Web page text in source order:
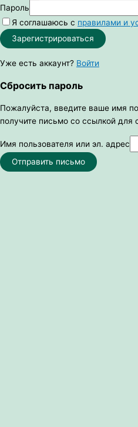
Пароль
Я соглашаюсь с правилами и
Зарегистрироваться
Уже есть аккаунт? Войти
Сбросить пароль
Пожалуйста, введите ваше имя
получите письмо со ссылкой для
Имя пользователя или эл. адрес
Отправить письмо